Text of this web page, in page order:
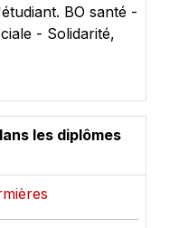
BO santé -
- Solidarité,
les diplômes